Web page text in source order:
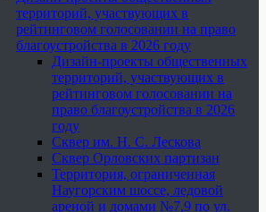
территорий, участвующих в
рейтинговом голосовании на право
благоустройства в 2026 году
Дизайн-проекты общественных
территорий, участвующих в
рейтинговом голосовании на
право благоустройства в 2026
году
Сквер им. Н. С. Лескова
Сквер Орловских партизан
Территория, ограниченная
Наугорским шоссе, ледовой
ареной и домами №7,9 по ул.